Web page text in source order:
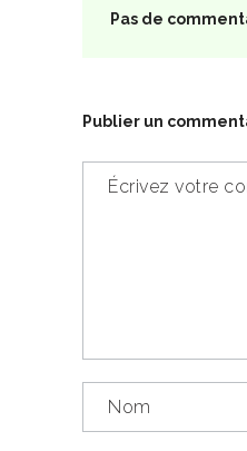
Pas de
Publier un